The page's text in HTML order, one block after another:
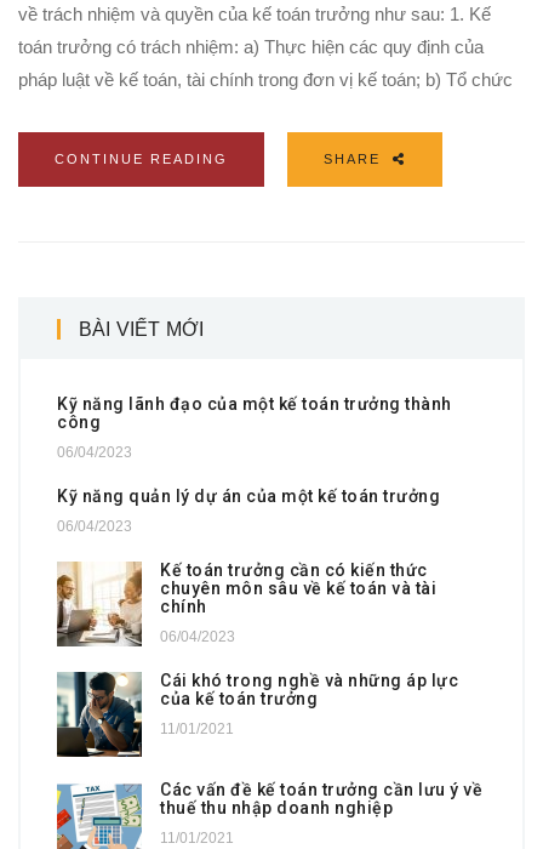
về trách nhiệm và quyền của kế toán trưởng như sau: 1. Kế
toán trưởng có trách nhiệm: a) Thực hiện các quy định của
pháp luật về kế toán, tài chính trong đơn vị kế toán; b) Tổ chức
CONTINUE READING SHARE
BÀI VIẾT MỚI
Kỹ năng lãnh đạo của một kế toán trưởng thành
công
06/04/2023
Kỹ năng quản lý dự án của một kế toán trưởng
06/04/2023
Kế toán trưởng cần có kiến thức
chuyên môn sâu về kế toán và tài
chính
06/04/2023
Cái khó trong nghề và những áp lực
của kế toán trưởng
11/01/2021
Các vấn đề kế toán trưởng cần lưu ý về
thuế thu nhập doanh nghiệp
11/01/2021